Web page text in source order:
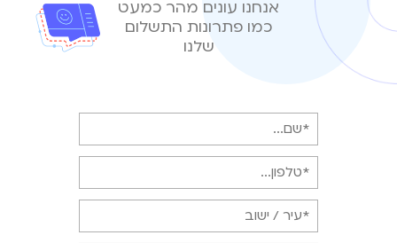
אנחנו עונים מהר כמעט
כמו פתרונות התשלום
שלנו